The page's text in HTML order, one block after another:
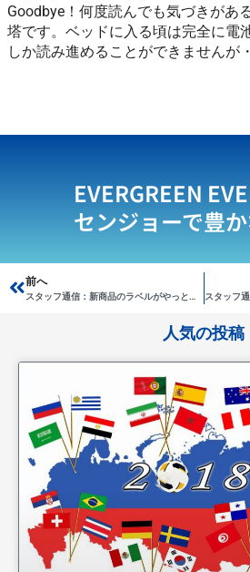
Goodbye！何度読んでも気づきがあ
塔です。ベッドに入る頃は完全に電
しか読み進めることができませんが
EVERGREEN
センジョーで豊
Prev
前へ
スタッフ通信：新商品のラベルがやっと完成！
人気の投稿